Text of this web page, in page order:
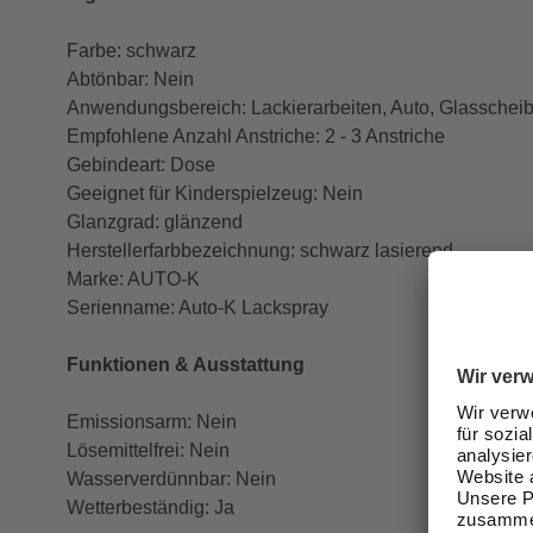
Farbe: schwarz
Abtönbar: Nein
Anwendungsbereich: Lackierarbeiten, Auto,
Empfohlene Anzahl Anstriche: 2 - 3 Anstriche
Gebindeart: Dose
Geeignet für Kinderspielzeug: Nein
Glanzgrad: glänzend
Herstellerfarbbezeichnung: schwarz lasierend
Marke: AUTO-K
Serienname: Auto-K Lackspray
Funktionen & Ausstattung
Emissionsarm: Nein
Lösemittelfrei: Nein
Wasserverdünnbar: Nein
Wetterbeständig: Ja